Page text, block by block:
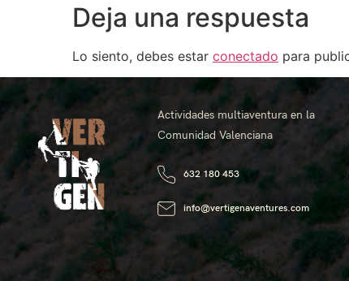
Deja una respuesta
Lo siento, debes estar conectado para
Actividades multiaventura en la
Comunidad Valenciana
632 180 453
info@vertigenaventures.com